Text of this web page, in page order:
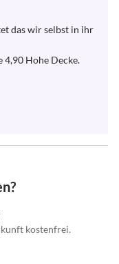
das wir selbst in ihr
4,90 Hohe Decke.
kostenfrei.